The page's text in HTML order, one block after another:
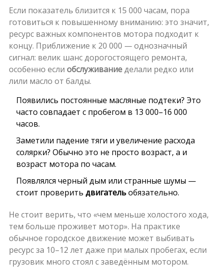
Если показатель близится к 15 000 часам, пора
готовиться к повышенному вниманию: это значит,
ресурс важных компонентов мотора подходит к
концу. Приближение к 20 000 — однозначный
сигнал: велик шанс дорогостоящего ремонта,
особенно если обслуживаниеделали редко или
лили масло от балды.
Появились постоянные масляные подтеки? Это
часто совпадает с пробегом в 13 000–16 000
часов.
Заметили падение тяги и увеличение расхода
солярки? Обычно это не просто возраст, а и
возраст мотора по часам.
Появлялся черный дым или странные шумы —
стоит проверить двигательобязательно.
Не стоит верить, что «чем меньше холостого хода,
тем больше проживет мотор». На практике
обычное городское движение может выбивать
ресурс за 10–12 лет даже при малых пробегах, если
грузовик много стоял с заведённым мотором.